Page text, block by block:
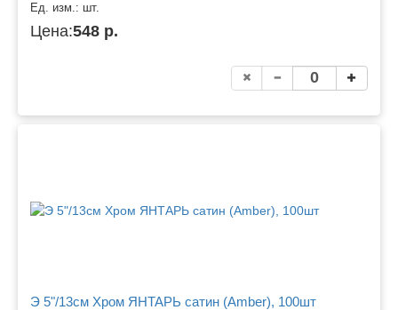
Ед. изм.: шт.
Цена:548 р.
Э 5"/13см Хром ЯНТАРЬ сатин (Amber), 100шт